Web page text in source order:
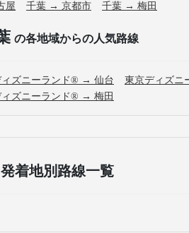
屋 千葉 → 京都市 千葉 → 梅田
の各地域からの人気路線
ィズニーランド® → 仙台
東京ディズ
ィズニーランド® → 梅田
発着地別路線一覧